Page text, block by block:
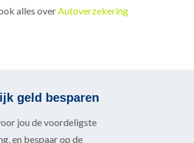
alles overAutoverzekering
geld besparen
jou de voordeligste
en bespaar op de